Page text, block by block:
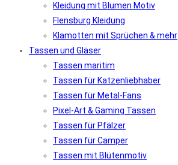
Kleidung mit Blumen Motiv
Flensburg Kleidung
Klamotten mit Sprüchen & mehr
Tassen und Gläser
Tassen maritim
Tassen für Katzenliebhaber
Tassen für Metal-Fans
Pixel-Art & Gaming Tassen
Tassen für Pfälzer
Tassen für Camper
Tassen mit Blütenmotiv